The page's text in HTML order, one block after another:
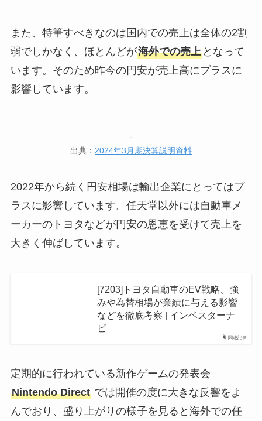
また、特筆すべきなのは国内での売上は全体の2割
弱でしかなく、ほとんどが海外での売上となって
います。そのため昨今の円安が売上高にプラスに
影響しています。
出典： 2024年3月期決算説明資料
2022年から続く円安相場は輸出企業にとってはプ
ラスに影響しています。任天堂以外には自動車メ
ーカーのトヨタなどが円安の恩恵を受けて売上を
大きく伸ばしています。
関連記事
[7203]トヨタ自動車のEV戦略、強
みや為替相場が業績に与える影響
などを徹底考察 | インベスターナ
ビ
定期的に行われている新作ゲームの発表会
Nintendo Directでは開催の度に大きな反響をよ
んでおり、盛り上がりの様子を見ると海外での任